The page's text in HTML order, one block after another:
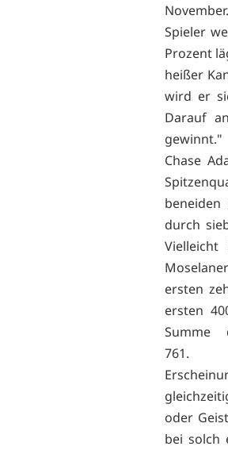
Spieler
Prozent
heißer
wird er
Darauf
Chase
durch
ersten
ersten
Summe
761.
oder
bei solch